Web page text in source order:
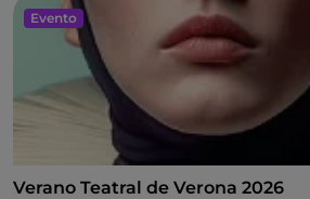
Evento
Verano Teatral de Verona 2026